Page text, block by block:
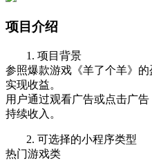
项目介绍
1. 项目背景
参照爆款游戏《羊了个羊》
实现收益。
用户通过观看广告或点击广
持续收入。
2. 可选择的小程序类型
热门游戏类